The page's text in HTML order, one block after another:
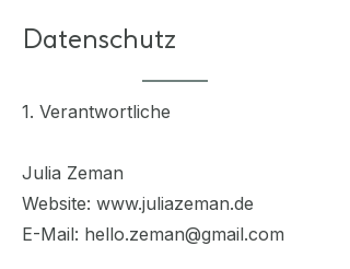
Datenschutz
1. Verantwortliche
Julia Zeman
Website: www.juliazeman.de
E-Mail: hello.zeman@gmail.com